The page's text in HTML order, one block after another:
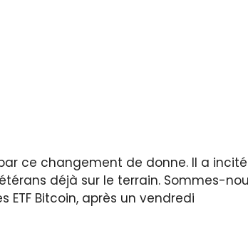
ce changement de donne. Il a
déjà sur le terrain. Sommes-
ETF Bitcoin, après un vendredi